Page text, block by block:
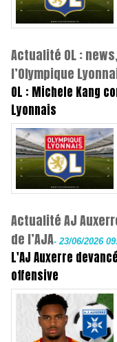
Actualité OL :
l’Olympique
OL : Michele Kang
Lyonnais
Actualité AJ
de l’AJA- 23/06/2026
L'AJ Auxerre
offensive